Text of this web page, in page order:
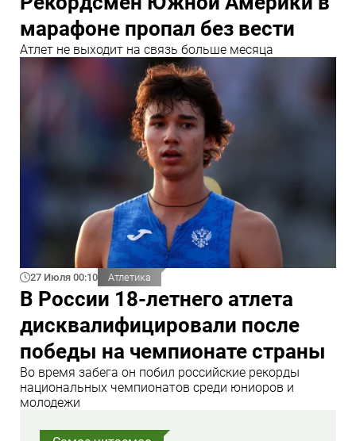
марафоне пропал без вести
Атлет не выходит на связь больше месяца
27 Июля 00:10 Атлетика
В России 18-летнего атлета
дисквалифицировали после
победы на чемпионате страны
Во время забега он побил российские рекорды
национальных чемпионатов среди юниоров и
молодежи